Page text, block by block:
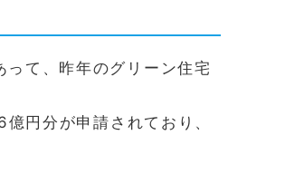
て、昨年のグリーン住宅
円分が申請されており、